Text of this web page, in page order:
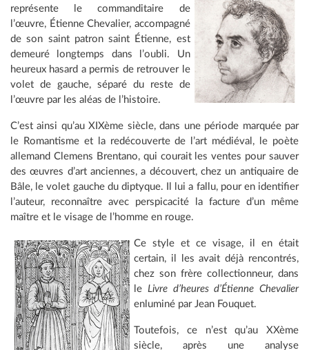
représente le commanditaire de
l’œuvre, Étienne Chevalier, accompagné
de son saint patron saint Étienne, est
demeuré longtemps dans l’oubli. Un
heureux hasard a permis de retrouver le
volet de gauche, séparé du reste de
l’œuvre par les aléas de l’histoire.
C’est ainsi qu’au XIXème siècle, dans une période marquée par
le Romantisme et la redécouverte de l’art médiéval, le poète
allemand Clemens Brentano, qui courait les ventes pour sauver
des œuvres d’art anciennes, a découvert, chez un antiquaire de
Bâle, le volet gauche du diptyque. Il lui a fallu, pour en identifier
l’auteur, reconnaître avec perspicacité la facture d’un même
maître et le visage de l’homme en rouge.
Ce style et ce visage, il en était
certain, il les avait déjà rencontrés,
chez son frère collectionneur, dans
le Livre d’heures d’Étienne Chevalier
enluminé par Jean Fouquet.
Toutefois, ce n’est qu’au XXème
siècle, après une analyse